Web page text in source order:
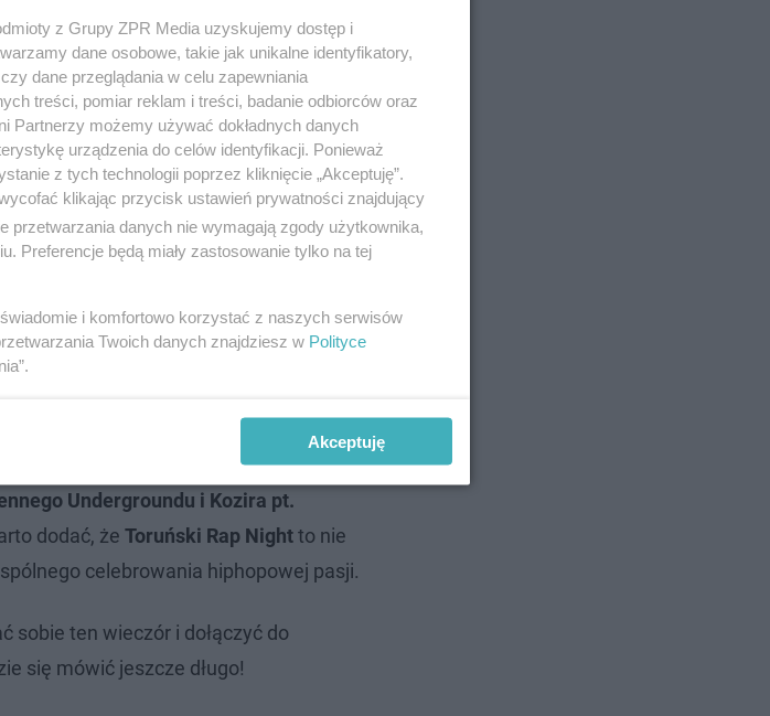
Undergroundu i Kozira pt.
dodać, że Toruński Rap Nightto nie
celebrowania hiphopowej pasji.
sobie ten wieczór i dołączyć do
się mówić jeszcze długo!
z Grupy ZPR Media uzyskujemy dostęp i
dane osobowe, takie jak unikalne identyfikatory,
dane przeglądania w celu zapewniania
treści, pomiar reklam i treści, badanie odbiorców oraz
Partnerzy możemy używać dokładnych danych
urządzenia do celów identyfikacji. Ponieważ
z tych technologii poprzez kliknięcie „Akceptuję”.
klikając przycisk ustawień prywatności znajdujący
przetwarzania danych nie wymagają zgody użytkownika,
Preferencje będą miały zastosowanie tylko na tej
i komfortowo korzystać z naszych serwisów
Twoich danych znajdziesz w Polityce
Akceptuję